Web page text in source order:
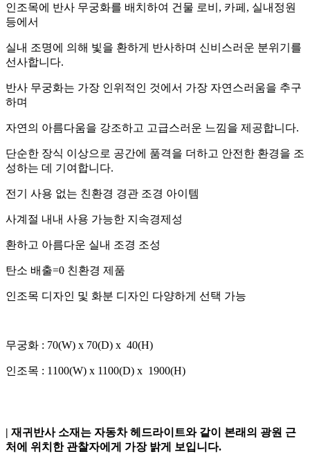
인조목에 반사 무궁화를 배치하여 건물 로비, 카페, 실내정원
등에서
실내 조명에 의해 빛을 환하게 반사하며 신비스러운 분위기를
선사합니다.
반사 무궁화는 가장 인위적인 것에서 가장 자연스러움을 추구
하며
자연의 아름다움을 강조하고 고급스러운 느낌을 제공합니다.
단순한 장식 이상으로 공간에 품격을 더하고 안전한 환경을 조
성하는 데 기여합니다.
전기 사용 없는 친환경 경관 조경 아이템
사계절 내내 사용 가능한 지속경제성
환하고 아름다운 실내 조경 조성
탄소 배출=0 친환경 제품
인조목 디자인 및 화분 디자인 다양하게 선택 가능
무궁화 : 70(W) x 70(D) x 40(H)
인조목 : 1100(W) x 1100(D) x 1900(H)
| 재귀반사 소재는 자동차 헤드라이트와 같이 본래의 광원 근
처에 위치한 관찰자에게 가장 밝게 보입니다.